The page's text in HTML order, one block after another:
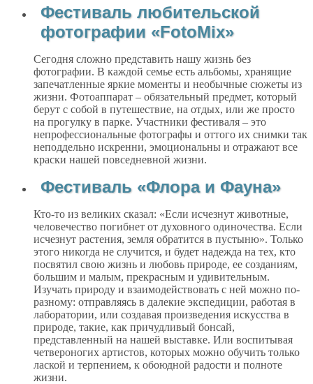
Фестиваль любительской
фотографии «FotoMix»
Сегодня сложно представить нашу жизнь без
фотографии. В каждой семье есть альбомы, хранящие
запечатленные яркие моменты и необычные сюжеты из
жизни. Фотоаппарат – обязательный предмет, который
берут с собой в путешествие, на отдых, или же просто
на прогулку в парке. Участники фестиваля – это
непрофессиональные фотографы и оттого их снимки так
неподдельно искренни, эмоциональны и отражают все
краски нашей повседневной жизни.
Фестиваль «Флора и Фауна»
Кто-то из великих сказал: «Если исчезнут животные,
человечество погибнет от духовного одиночества. Если
исчезнут растения, земля обратится в пустыню». Только
этого никогда не случится, и будет надежда на тех, кто
посвятил свою жизнь и любовь природе, ее созданиям,
большим и малым, прекрасным и удивительным.
Изучать природу и взаимодействовать с ней можно по-
разному: отправляясь в далекие экспедиции, работая в
лаборатории, или создавая произведения искусства в
природе, такие, как причудливый бонсай,
представленный на нашей выставке. Или воспитывая
четвероногих артистов, которых можно обучить только
лаской и терпением, к обоюдной радости и полноте
жизни.